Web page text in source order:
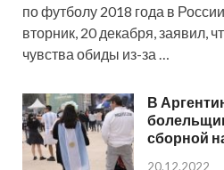
по футболу 2018 года в
вторник, 20 декабря, заявил,
чувства обиды из-за …
В
сборной
20.12.2022